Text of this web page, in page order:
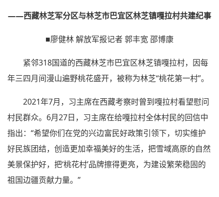
——西藏林芝军分区与林芝市巴宜区林芝镇嘎拉村共建纪事
■廖健林 解放军报记者 郭丰宽 邵博康
紧邻318国道的西藏林芝市巴宜区林芝镇嘎拉村，因每
年三四月间漫山遍野桃花盛开，被称为林芝“桃花第一村”。
2021年7月，习主席在西藏考察时曾到嘎拉村看望慰问
村民群众。6月27日，习主席在给嘎拉村全体村民的回信中
指出：“希望你们在党的兴边富民好政策引领下，切实维护
好民族团结，创造更加幸福美好的生活，把雪域高原的自然
美景保护好，把‘桃花村’品牌擦得更亮，为建设繁荣稳固的
祖国边疆贡献力量。”